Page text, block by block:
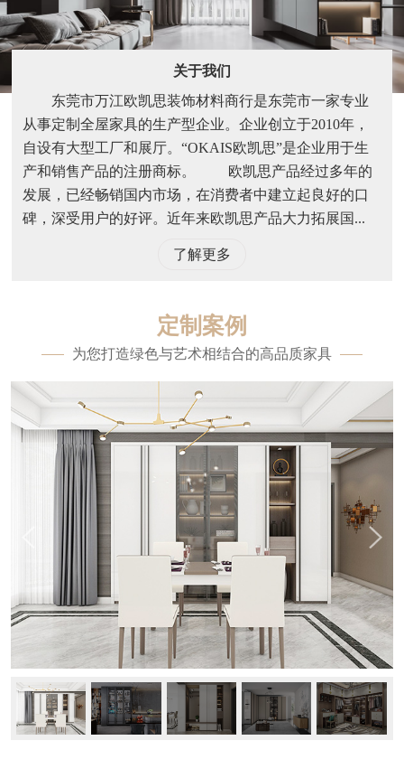
关于我们
东莞市万江欧凯思装饰材料商行是东莞市一家专业
从事定制全屋家具的生产型企业。企业创立于2010年，
自设有大型工厂和展厅。“OKAIS欧凯思”是企业用于生
产和销售产品的注册商标。 欧凯思产品经过多年的
发展，已经畅销国内市场，在消费者中建立起良好的口
碑，深受用户的好评。近年来欧凯思产品大力拓展国...
了解更多
定制案例
为您打造绿色与艺术相结合的高品质家具